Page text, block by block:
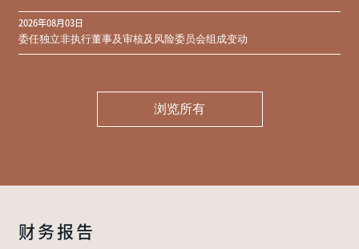
2026年08月03日
委任独立非执行董事及审核及风险委员会组成变动
浏览所有
财务报告